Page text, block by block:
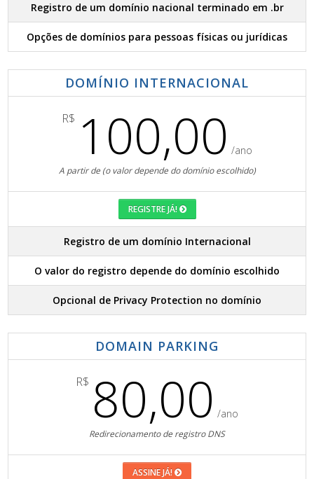
Registro de um domínio nacional terminado em .br
Opções de domínios para pessoas físicas ou jurídicas
DOMÍNIO INTERNACIONAL
R$ 100,00 /ano
A partir de (o valor depende do domínio escolhido)
REGISTRE JÁ!
Registro de um domínio Internacional
O valor do registro depende do domínio escolhido
Opcional de Privacy Protection no domínio
DOMAIN PARKING
R$ 80,00 /ano
Redirecionamento de registro DNS
ASSINE JÁ!